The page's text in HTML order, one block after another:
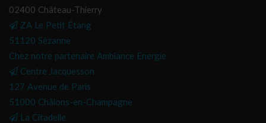
02400 Château-Thierry
ZA Le Petit Étang
51120 Sézanne
Chez notre partenaire Ambiance Energie
Centre Jacquesson
127 Avenue de Paris
51000 Châlons-en-Champagne
La Citadelle